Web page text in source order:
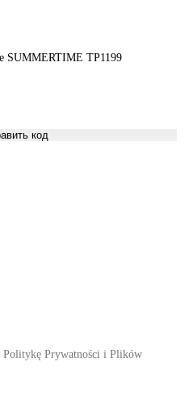
SUMMERTIME TP1199
код
Politykę Prywatności i Plików